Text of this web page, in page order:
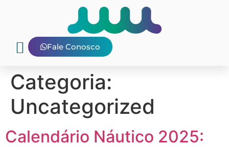
Fale Conosco
Categoria:
Uncategorized
Calendário Náutico 2025: